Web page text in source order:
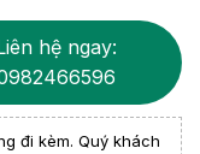
hệ ngay:
đi kèm. Quý khách